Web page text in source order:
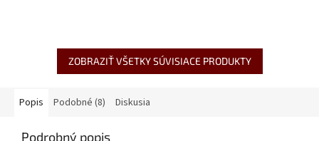
ZOBRAZIŤ VŠETKY SÚVISIACE PRODUKTY
Popis Podobné (8) Diskusia
Podrobný popis